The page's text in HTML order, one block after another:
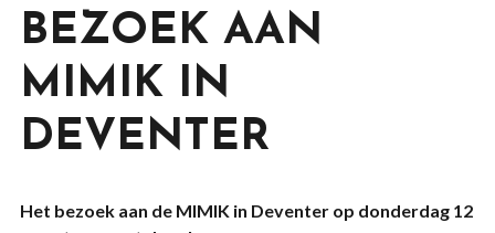
BEZOEK AAN
MIMIK IN
DEVENTER
Het bezoek aan de MIMIK in Deventer op donderdag 12